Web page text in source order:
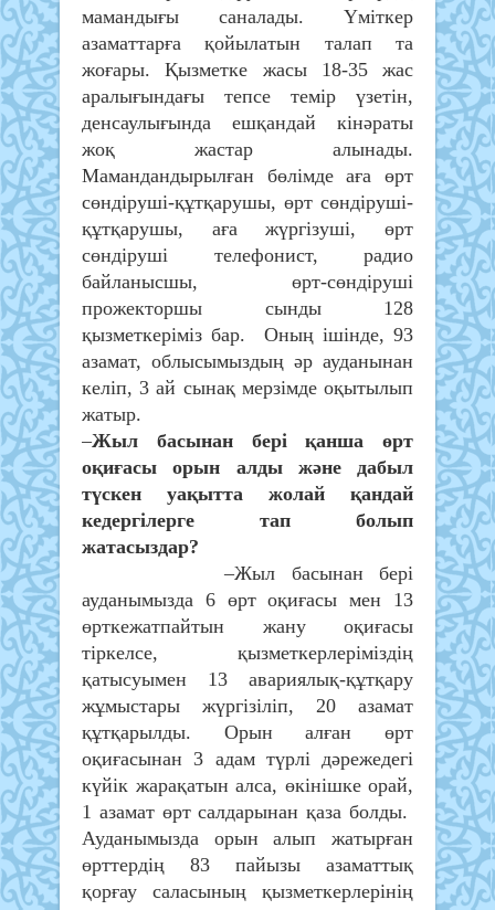
мамандығы саналады. Үміткер
азаматтарға қойылатын талап та
жоғары. Қызметке жасы 18-35 жас
аралығындағы тепсе темір үзетін,
денсаулығында ешқандай кінәраты
жоқ жастар алынады.
Мамандандырылған бөлімде аға өрт
сөндіруші-құтқарушы, өрт сөндіруші-
құтқарушы, аға жүргізуші, өрт
сөндіруші телефонист, радио
байланысшы, өрт-сөндіруші
прожекторшы сынды 128
қызметкеріміз бар. Оның ішінде, 93
азамат, облысымыздың әр ауданынан
келіп, 3 ай сынақ мерзімде оқытылып
жатыр.
–Жыл басынан бері қанша өрт
оқиғасы орын алды және дабыл
түскен уақытта жолай қандай
кедергілерге тап болып
жатасыздар?
–Жыл басынан бері
ауданымызда 6 өрт оқиғасы мен 13
өрткежатпайтын жану оқиғасы
тіркелсе, қызметкерлеріміздің
қатысуымен 13 авариялық-құтқару
жұмыстары жүргізіліп, 20 азамат
құтқарылды. Орын алған өрт
оқиғасынан 3 адам түрлі дәрежедегі
күйік жарақатын алса, өкінішке орай,
1 азамат өрт салдарынан қаза болды.
Ауданымызда орын алып жатырған
өрттердің 83 пайызы азаматтық
қорғау саласының қызметкерлерінің